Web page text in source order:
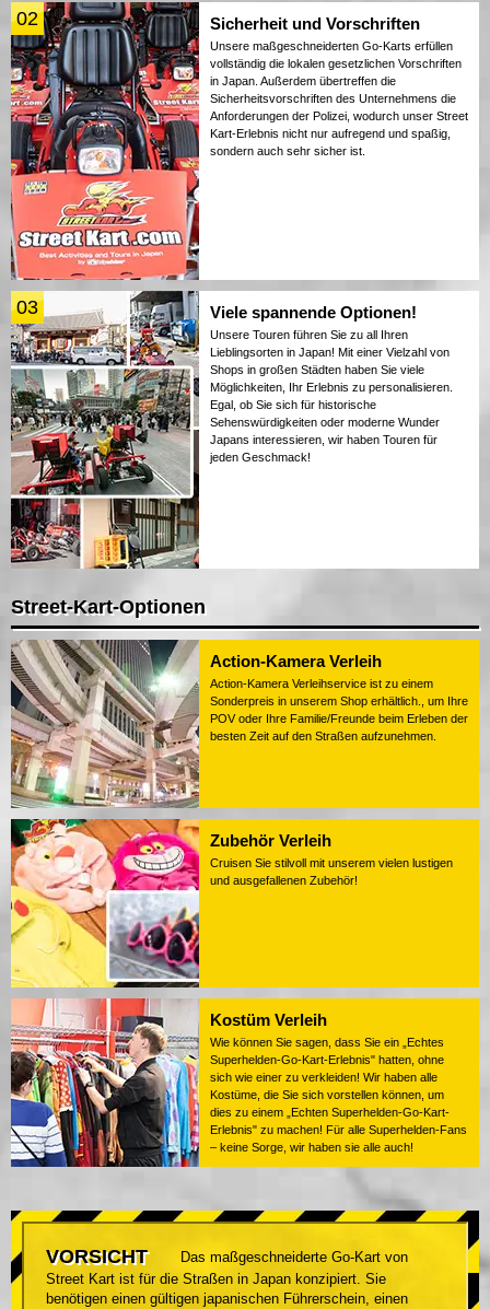
02 Sicherheit und Vorschriften
Unsere maßgeschneiderten Go-Karts erfüllen
vollständig die lokalen gesetzlichen Vorschriften
in Japan. Außerdem übertreffen die
Sicherheitsvorschriften des Unternehmens die
Anforderungen der Polizei, wodurch unser Street
Kart-Erlebnis nicht nur aufregend und spaßig,
sondern auch sehr sicher ist.
03 Viele spannende Optionen!
Unsere Touren führen Sie zu all Ihren
Lieblingsorten in Japan! Mit einer Vielzahl von
Shops in großen Städten haben Sie viele
Möglichkeiten, Ihr Erlebnis zu personalisieren.
Egal, ob Sie sich für historische
Sehenswürdigkeiten oder moderne Wunder
Japans interessieren, wir haben Touren für
jeden Geschmack!
Street-Kart-Optionen
Action-Kamera Verleih
Action-Kamera Verleihservice ist zu einem
Sonderpreis in unserem Shop erhältlich., um Ihre
POV oder Ihre Familie/Freunde beim Erleben der
besten Zeit auf den Straßen aufzunehmen.
Zubehör Verleih
Cruisen Sie stilvoll mit unserem vielen lustigen
und ausgefallenen Zubehör!
Kostüm Verleih
Wie können Sie sagen, dass Sie ein „Echtes
Superhelden-Go-Kart-Erlebnis" hatten, ohne
sich wie einer zu verkleiden! Wir haben alle
Kostüme, die Sie sich vorstellen können, um
dies zu einem „Echten Superhelden-Go-Kart-
Erlebnis" zu machen! Für alle Superhelden-Fans
– keine Sorge, wir haben sie alle auch!
VORSICHT
Das maßgeschneiderte Go-Kart von
Street Kart ist für die Straßen in Japan konzipiert. Sie
benötigen einen gültigen japanischen Führerschein, einen